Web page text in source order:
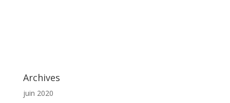
Archives
juin 2020